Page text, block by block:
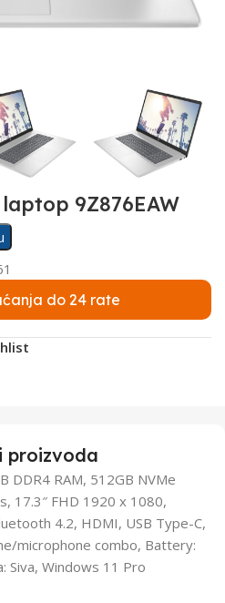
9Z876EAW
do 24 rate
proizvoda
DDR4 RAM, 512GB NVMe
17.3″ FHD 1920 x 1080,
4.2, HDMI, USB Type-C,
microphone combo, Battery:
Siva, Windows 11 Pro